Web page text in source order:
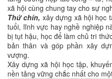
xã hội cùng chung tay cho sự
Thứ chín, xây dựng xã hội học
tuổi, lĩnh vực hay nghề nghiệp
bị tụt hậu, học để làm chủ tri
bản thân và góp phần xây
vượng.
Xây dựng xã hội học tập,
nền tảng vững chắc nhất cho